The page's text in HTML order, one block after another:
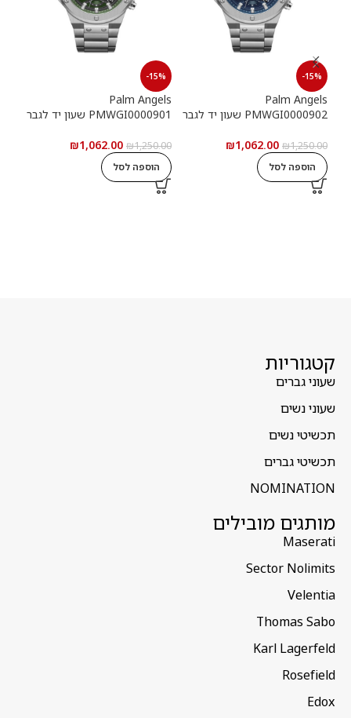
-15%
Palm Angels
PMWGI0000902 שעון יד לגבר
₪1,250.00
₪1,062.00
הוספה לסל
-15%
Palm Angels
PMWGI0000901 שעון יד לגבר
₪1,250.00
₪1,062.00
הוספה לסל
קטגוריות
שעוני גברים
שעוני נשים
תכשיטי נשים
תכשיטי גברים
NOMINATION
מותגים מובילים
Maserati
Sector Nolimits
Velentia
Thomas Sabo
Karl Lagerfeld
Rosefield
Edox